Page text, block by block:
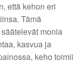
että kehon eri
Tämä
monia
kasvua ja
keho toimii